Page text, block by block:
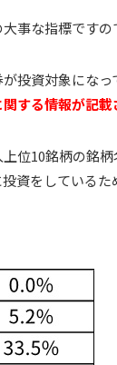
事な指標です
投資対象になっ
する情報が記載
位10銘柄の銘
資をしている